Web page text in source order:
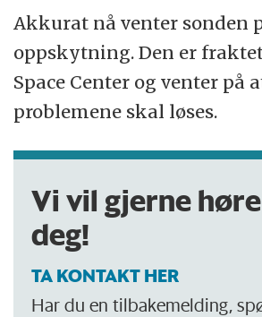
Akkurat nå venter sonden
oppskytning. Den er
Space Center og venter på
problemene skal løses.
Vi vil gjerne
deg!
TA KONTAKT HER
Har du en tilbakemelding,